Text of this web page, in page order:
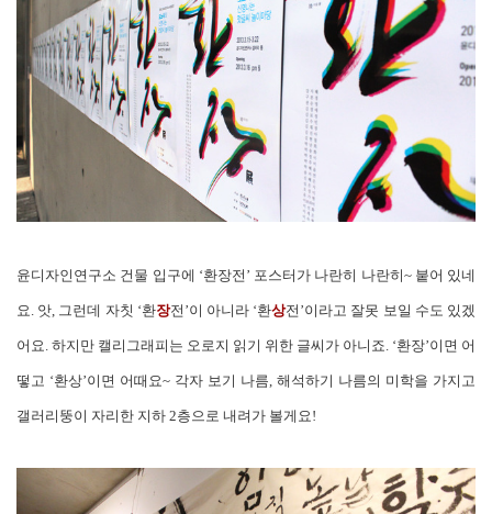
윤디자인연구소 건물 입구에 ‘환장전’ 포스터가 나란히 나란히~ 붙어 있네
요. 앗, 그런데 자칫 ‘환장전’이 아니라 ‘환상전’이라고 잘못 보일 수도 있겠
어요. 하지만 캘리그래피는 오로지 읽기 위한 글씨가 아니죠. ‘환장’이면 어
떻고 ‘환상’이면 어때요~ 각자 보기 나름, 해석하기 나름의 미학을 가지고
갤러리뚱이 자리한 지하 2층으로 내려가 볼게요!